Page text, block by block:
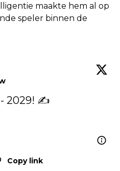
maakte hem al op
speler binnen de
- 2029! ✍️
Copy link